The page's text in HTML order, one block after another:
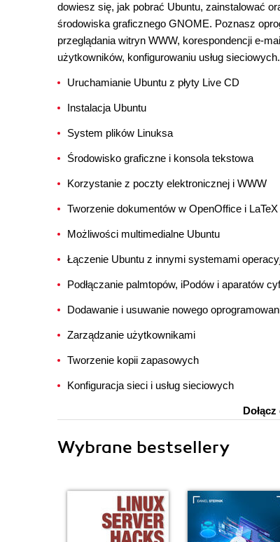
dowiesz się, jak pobrać Ubuntu, zainstalować
środowiska graficznego GNOME. Poznasz
przeglądania witryn WWW, korespondencji e-
użytkowników, konfigurowaniu usług
Uruchamianie Ubuntu z płyty Live CD
Instalacja Ubuntu
System plików Linuksa
Środowisko graficzne i konsola tekstowa
Korzystanie z poczty elektronicznej i WWW
Tworzenie dokumentów w OpenOffice i LaTeX
Możliwości multimedialne Ubuntu
Łączenie Ubuntu z innymi systemami
Podłączanie palmtopów, iPodów i aparatów
Dodawanie i usuwanie nowego
Zarządzanie użytkownikami
Tworzenie kopii zapasowych
Konfiguracja sieci i usług sieciowych
Wybrane bestsellery